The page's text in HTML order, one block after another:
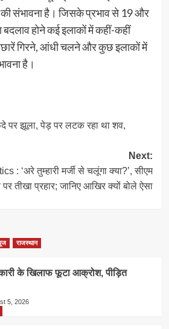
संभावना है। जिसके प्रभाव से 19 और
बदलाव होने कई इलाकों में कहीं-कहीं
गिरने, आंधी चलने और कुछ इलाकों में
है।
पर झूला, पेड़ पर लटक रहा था शव,
Next:
: ‘अरे तुम्हारी मर्जी से चलूंगा क्या?’, सीएम
पर तीखा प्रहार; जानिए आखिर क्यों बोले ऐसा
राजस्थान
के खिलाफ फूटा आक्रोश, पीड़ित
5, 2026